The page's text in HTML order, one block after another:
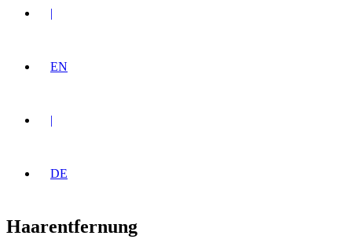
|
EN
|
DE
Haarentfernung